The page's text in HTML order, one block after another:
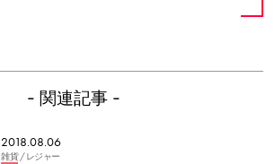
- 関連記事 -
2018.08.06
雑貨 / レジャー